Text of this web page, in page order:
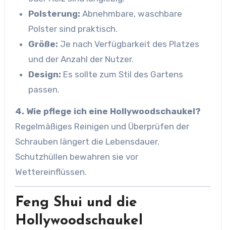
Polsterung: Abnehmbare, waschbare
Polster sind praktisch.
Größe: Je nach Verfügbarkeit des Platzes
und der Anzahl der Nutzer.
Design: Es sollte zum Stil des Gartens
passen.
4. Wie pflege ich eine Hollywoodschaukel?
Regelmäßiges Reinigen und Überprüfen der
Schrauben längert die Lebensdauer.
Schutzhüllen bewahren sie vor
Wettereinflüssen.
Feng Shui und die
Hollywoodschaukel